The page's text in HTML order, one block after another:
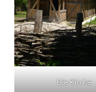
Die Kirche